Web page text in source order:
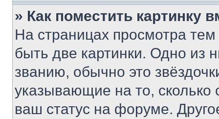
» Как поместить картинку
На страницах просмотра
быть две картинки. Одно из
званию, обычно это
указывающие на то,
ваш статус на форуме.